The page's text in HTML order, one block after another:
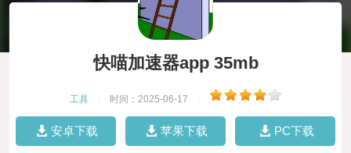
快喵加速器app 35mb
工具 时间：2025-06-17
安卓下载 苹果下载 PC下载